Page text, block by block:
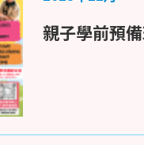
親子學前預